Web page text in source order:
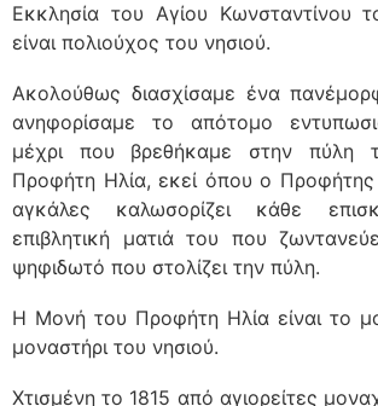
Εκκλησία του Αγίου Κωνσταντίνου
είναι πολιούχος του νησιού.
Ακολούθως διασχίσαμε ένα
ανηφορίσαμε το απότομο
μέχρι που βρεθήκαμε στην πύλη
Προφήτη Ηλία, εκεί όπου ο Προφήτης
αγκάλες καλωσορίζει κάθε
επιβλητική ματιά του που
ψηφιδωτό που στολίζει την πύλη.
Η Μονή του Προφήτη Ηλία είναι το
μοναστήρι του νησιού.
Χτισμένη το 1815 από αγιορείτες